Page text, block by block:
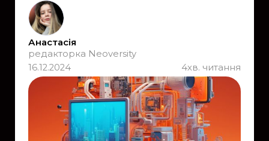
Анастасія
редакторка Neoversity
16.12.2024
4хв. читання